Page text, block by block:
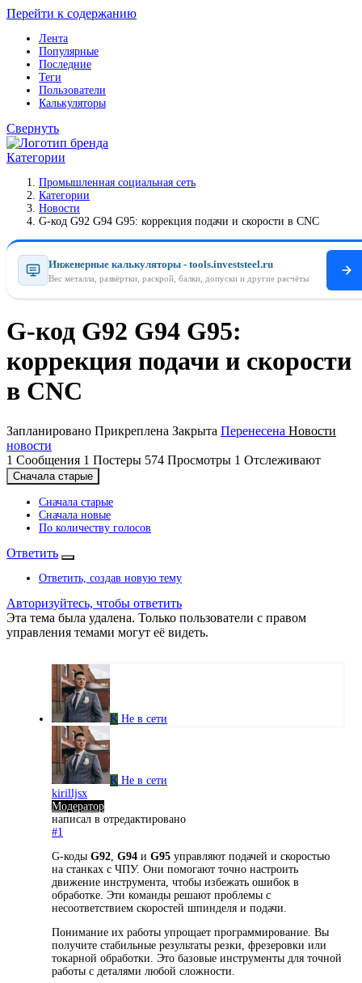
Перейти к содержанию
Лента
Популярные
Последние
Теги
Пользователи
Калькуляторы
Свернуть
Категории
Промышленная социальная сеть
Категории
Новости
G-код G92 G94 G95: коррекция подачи и скорости в CNC
Инженерные калькуляторы - tools.investsteel.ru
Вес металла, развёртки, раскрой, балки, допуски и другие расчёты
G-код G92 G94 G95:
коррекция подачи и скорости
в CNC
Запланировано Прикреплена Закрыта Перенесена Новости
новости
1 Сообщения 1 Постеры 574 Просмотры 1 Отслеживают
Сначала старые
Сначала старые
Сначала новые
По количеству голосов
Ответить
Ответить, создав новую тему
Авторизуйтесь, чтобы ответить
Эта тема была удалена. Только пользователи с правом
управления темами могут её видеть.
K Не в сети
K Не в сети
kirilljsx
Модератор
написал в отредактировано
#1
G-коды G92 G94 и G95 управляют подачей и скоростью
на станках с ЧПУ. Они помогают точно настроить
движение инструмента, чтобы избежать ошибок в
обработке. Эти команды решают проблемы с
несоответствием скоростей шпинделя и подачи.
Понимание их работы упрощает программирование. Вы
получите стабильные результаты резки, фрезеровки или
токарной обработки. Это базовые инструменты для точной
работы с деталями любой сложности.